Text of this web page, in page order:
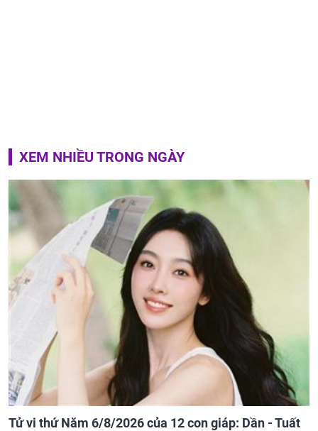
XEM NHIỀU TRONG NGÀY
Tử vi thứ Năm 6/8/2026 của 12 con giáp: Dần - Tuất